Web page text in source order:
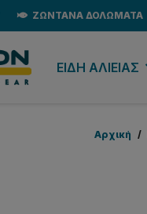
ΖΩΝΤΑΝΑ ΔΟΛΩΜΑΤΑ
EΙΔΗ ΑΛΙΕΙΑΣ
Αρχική /